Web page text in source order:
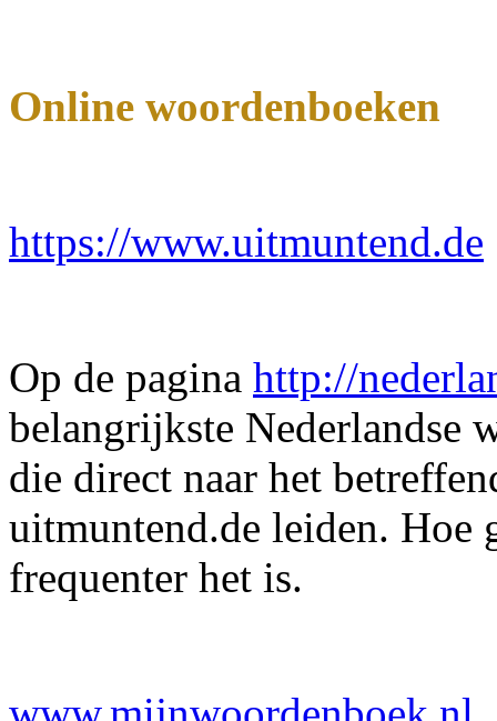
Online woordenboeken
https://www.uitmuntend.de
Op de pagina http://
belangrijkste Nederlandse
die direct naar het
uitmuntend.de leiden. Hoe
frequenter het is.